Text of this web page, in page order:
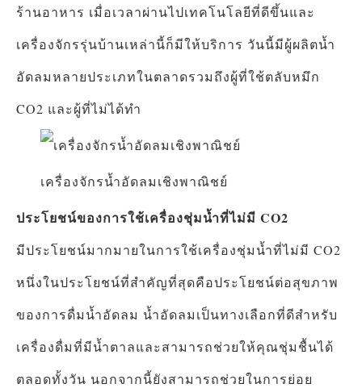
ร้านอาหาร เมื่อเวลาผ่านไปเทคโนโลยีที่ดีขึ้นและ
เครื่องจักรรุ่นบ้านเหล่านี้ก็มีให้บริการ วันนี้มีผู้ผลิตน้ำ
อัดลมหลายประเภทในตลาดรวมถึงผู้ที่ใช้ตลับหมึก
CO2 และผู้ที่ไม่ได้ทำ
เครื่องจักรน้ำอัดลมเชิงพาณิชย์
ประโยชน์ของการใช้เครื่องชุ่มน้ำที่ไม่มี CO2
มีประโยชน์มากมายในการใช้เครื่องชุ่มน้ำที่ไม่มี CO2
หนึ่งในประโยชน์ที่สำคัญที่สุดคือประโยชน์ต่อสุขภาพ
ของการดื่มน้ำอัดลม น้ำอัดลมเป็นทางเลือกที่ดีสำหรับ
เครื่องดื่มที่มีน้ำตาลและสามารถช่วยให้คุณชุ่มชื้นได้
ตลอดทั้งวัน นอกจากนี้ยังสามารถช่วยในการย่อย